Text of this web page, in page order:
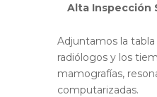
Alta Inspección
Adjuntamos la
radiólogos y los
mamografías,
computarizadas.